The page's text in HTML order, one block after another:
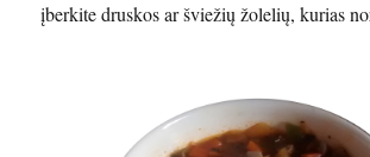
įberkite druskos ar šviežių žolelių, kurias